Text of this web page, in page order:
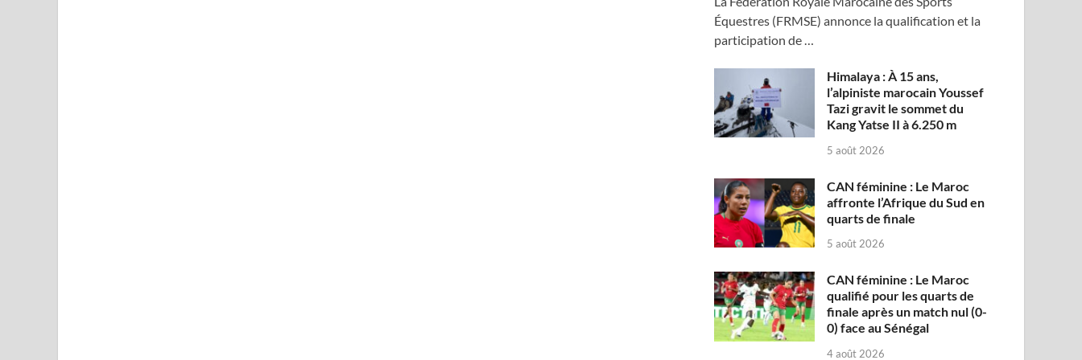
Équestres (FRMSE) annonce la qualification et la
participation de …
Himalaya : À 15 ans,
l’alpiniste marocain Youssef
Tazi gravit le sommet du
Kang Yatse II à 6.250 m
5 août 2026
CAN féminine : Le Maroc
affronte l’Afrique du Sud en
quarts de finale
5 août 2026
CAN féminine : Le Maroc
qualifié pour les quarts de
finale après un match nul (0-
0) face au Sénégal
4 août 2026